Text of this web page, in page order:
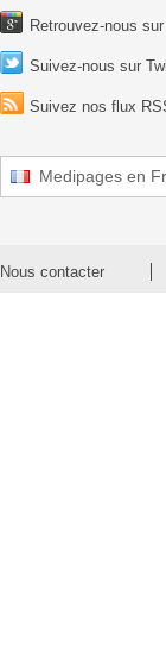
Retrouvez-nous
Suivez-nous sur
Suivez nos flux
Medipages en
Nous contacter